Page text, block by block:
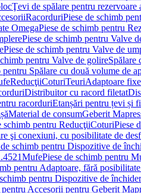
Ţevi de spălare pentru rezervoare
RacorduriPiese de schimb
OmegaPiese de schimb pentru
Piese de schimb pentru Valve
Piese de schimb pentru Valve de
pentru Valve de golireSpălare
pentru Spălare cu două volume de
ReducţiiCoturiTeuriAdaptoare fixe
Distribuitor cu racord filetat
racorduriEtanșări pentru țevi și
Material de consumGeberit
schimb pentru ReducţiiCoturiPiese
şi conexiuni, cu posibilitate de
de schimb pentru Dispozitive de
MufePiese de schimb pentru
pentru Adaptoare, fără
pentru Dispozitive de
pentru Accesorii pentru Geberit